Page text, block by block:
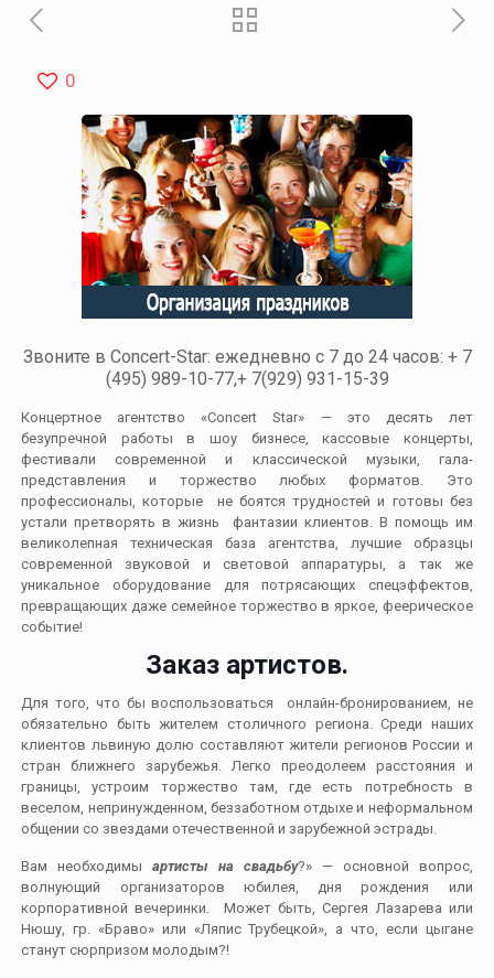
0
Звоните в Concert-Star: ежедневно с 7 до 24 часов: + 7
(495) 989-10-77,+ 7(929) 931-15-39
Концертное агентство «Concert Star» — это десять лет
безупречной работы в шоу бизнесе, кассовые концерты,
фестивали современной и классической музыки, гала-
представления и торжество любых форматов. Это
профессионалы, которые не боятся трудностей и готовы без
устали претворять в жизнь фантазии клиентов. В помощь им
великолепная техническая база агентства, лучшие образцы
современной звуковой и световой аппаратуры, а так же
уникальное оборудование для потрясающих спецэффектов,
превращающих даже семейное торжество в яркое, феерическое
событие!
Заказ артистов.
Для того, что бы воспользоваться онлайн-бронированием, не
обязательно быть жителем столичного региона. Среди наших
клиентов львиную долю составляют жители регионов России и
стран ближнего зарубежья. Легко преодолеем расстояния и
границы, устроим торжество там, где есть потребность в
веселом, непринужденном, беззаботном отдыхе и неформальном
общении со звездами отечественной и зарубежной эстрады.
Вам необходимыартисты на свадьбу?» — основной вопрос,
волнующий организаторов юбилея, дня рождения или
корпоративной вечеринки. Может быть, Сергея Лазарева или
Нюшу, гр. «Браво» или «Ляпис Трубецкой», а что, если цыгане
станут сюрпризом молодым?!